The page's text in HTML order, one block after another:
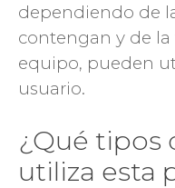
dependiendo de
contengan y de
equipo, pueden
usuario.
¿Qué tipos
utiliza esta